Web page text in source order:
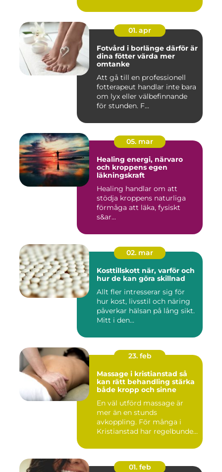
01. apr
Fotvård i borlänge därför är
dina fötter värda mer
omtanke
Att gå till en professionell
fotterapeut handlar inte bara
om lyx eller välbefinnande
för stunden. F...
05. mar
Healing energi, närvaro
och kroppens egen
läkningskraft
Healing handlar om att
stödja kroppens naturliga
förmåga att läka, fysiskt
s&ar...
02. mar
Kosttillskott när, varför och
hur de kan göra skillnad
Allt fler intresserar sig för
hur kost, livsstil och näring
påverkar hälsan på lång sikt.
Mitt i den...
23. feb
Massage i kristianstad så
kan rätt behandling stärka
både kropp och sinne
En väl utförd massage är
mer än en stunds
avkoppling. För många i
Kristianstad har regelbunden
01. feb